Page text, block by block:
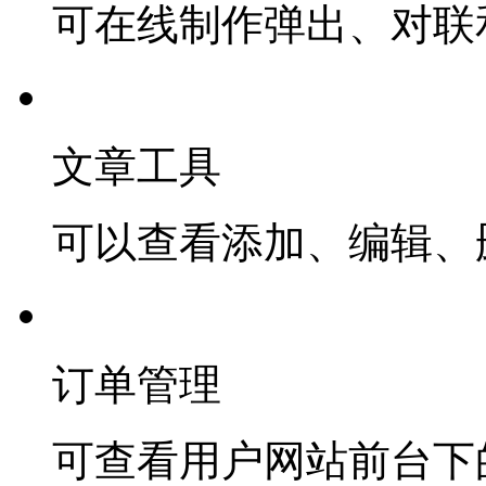
可在线制作弹出、对
文章工具
可以查看添加、编辑
订单管理
可查看用户网站前台